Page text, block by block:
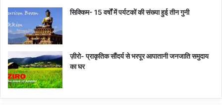
सिक्किम- 15 वर्षों में पर्यटकों की संख्या हुई तीन गुनी
ज़ीरो- प्राकृतिक सौंदर्य से भरपूर आपातानी जनजाति समुदाय
का घर